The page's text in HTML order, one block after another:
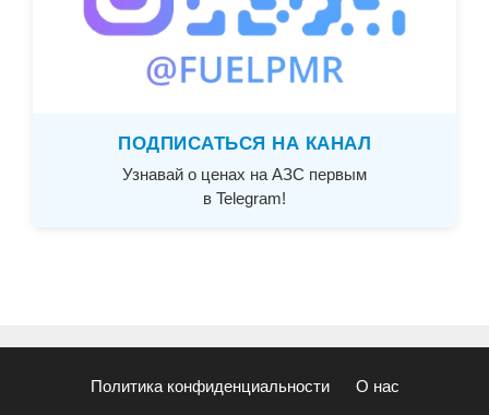
ПОДПИСАТЬСЯ НА КАНАЛ
Узнавай о ценах на АЗС первым
в Telegram!
Политика конфиденциальности О нас